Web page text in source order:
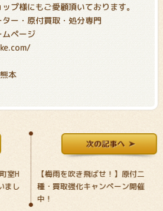
プ様にもご愛顧頂いております。
ー・原付買取・処分専門
ムページ
本
室H
まし
【梅雨を吹き飛ばせ！】原付二
種・買取強化キャンペーン開催
中！